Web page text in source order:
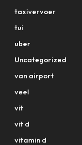
taxivervoer
tui
uber
Uncategorized
van airport
veel
vit
vit d
vitamin d